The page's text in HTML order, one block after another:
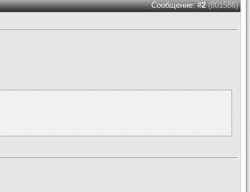
Сообщение: #2(801586)